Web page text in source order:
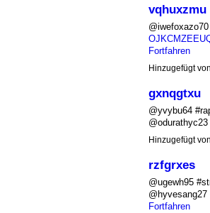
vqhuxzmu
Fortfahren
Hinzugefügt von
gxnqgtxu
@yvybu64
Hinzugefügt von
rzfgrxes
@ugewh95
Fortfahren